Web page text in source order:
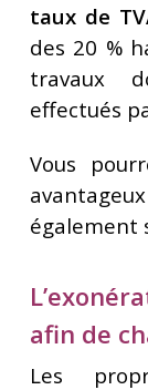
taux de
des 20 %
travaux
effectués
Vous
également
afin de
Les